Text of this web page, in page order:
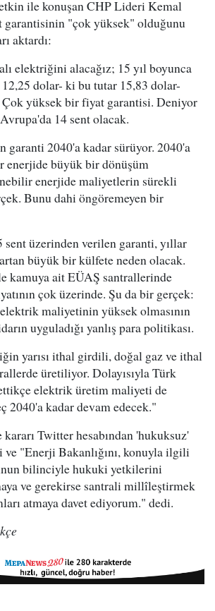
ile konuşan CHP Lideri Kemal
garantisinin "çok yüksek" olduğunu
aktardı:
elektriğini alacağız; 15 yıl boyunca
12,25 dolar- ki bu tutar 15,83 dolar-
Çok yüksek bir fiyat garantisi. Deniyor
14 sent olacak.
garanti 2040'a kadar sürüyor. 2040'a
enerjide büyük bir dönüşüm
enerjide maliyetlerin sürekli
Bunu dahi öngöremeyen bir
sent üzerinden verilen garanti, yıllar
büyük bir külfete neden olacak.
kamuya ait EÜAŞ santrallerinde
çok üzerinde. Şu da bir gerçek:
maliyetinin yüksek olmasının
uyguladığı yanlış para politikası.
yarısı ithal girdili, doğal gaz ve ithal
üretiliyor. Dolayısıyla Türk
elektrik üretim maliyeti de
2040'a kadar devam edecek."
Twitter hesabından 'hukuksuz'
"Enerji Bakanlığını, konuyla ilgili
bilinciyle hukuki yetkilerini
ve gerekirse santrali millîleştirmek
atmaya davet ediyorum." dedi.